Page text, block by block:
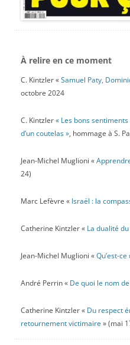
À relire en ce moment
C. Kintzler «Samuel Paty,
octobre 2024
C. Kintzler« Les bons
d’un coutelas », hommage à S.
Jean-Michel Muglioni «
24)
Marc Lefèvre « Israël : la
Catherine Kintzler « La dualité
Jean-Michel Muglioni «Qu’est-
André Perrin « De quoi le nom
Catherine Kintzler « Du respect
retournement victimaire » (mai